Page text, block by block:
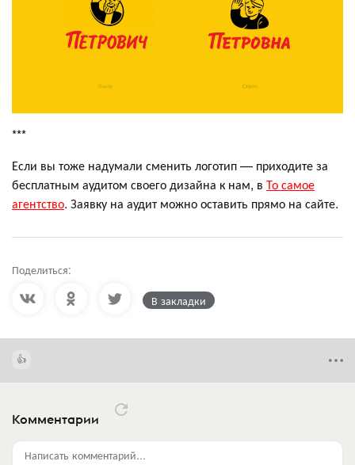
***
Если вы тоже надумали сменить логотип — приходите за
бесплатным аудитом своего дизайна к нам, в То самое
агентство. Заявку на аудит можно оставить прямо на сайте.
Поделиться:
В закладки
Комментарии
Написать комментарий...